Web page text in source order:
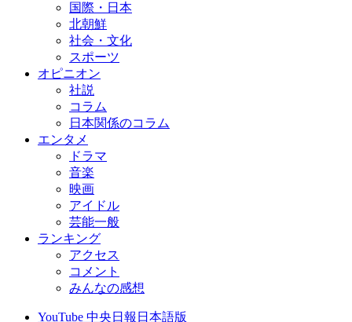
国際・日本
北朝鮮
社会・文化
スポーツ
オピニオン
社説
コラム
日本関係のコラム
エンタメ
ドラマ
音楽
映画
アイドル
芸能一般
ランキング
アクセス
コメント
みんなの感想
YouTube 中央日報日本語版